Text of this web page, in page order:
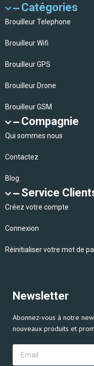
Catégories
Brouilleur Telephone
Brouilleur Wifi
Brouilleur GPS
Brouilleur Drone
Brouilleur GSM
Compagnie
Qui sommes nous
Contactez
Blog
Service
Créez votre compte
Connexion
Réinitialiser votre mot de
Newsletter
Abonnez-vous à notre
nouveaux produits et